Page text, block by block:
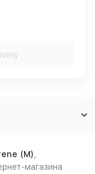
(M)
магазина